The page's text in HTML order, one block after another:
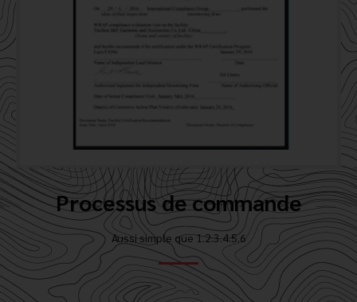
Processus de commande
Aussi simple que 1.2.3.4.5.6